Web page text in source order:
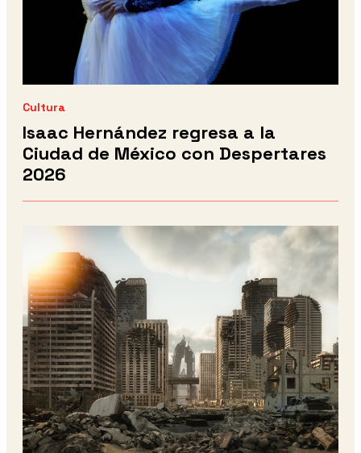
Cultura
Isaac Hernández regresa a la
Ciudad de México con Despertares
2026